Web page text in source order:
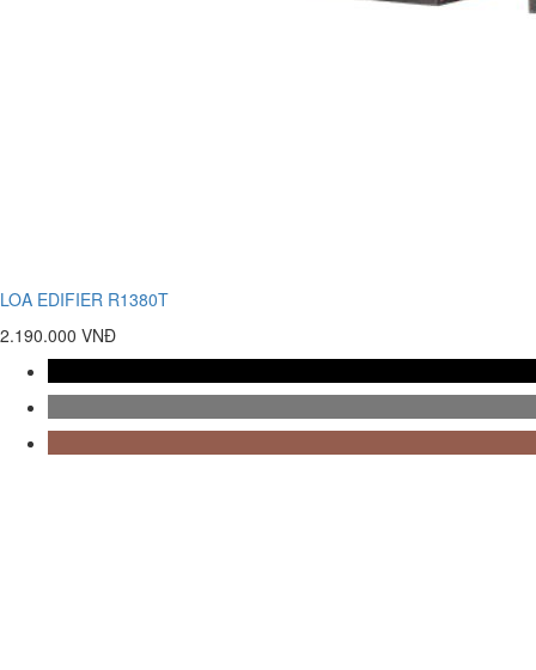
LOA EDIFIER R1380T
2.190.000 VNĐ